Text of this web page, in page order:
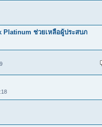
Platinum ช่วยเหลือผู้ประสบภ